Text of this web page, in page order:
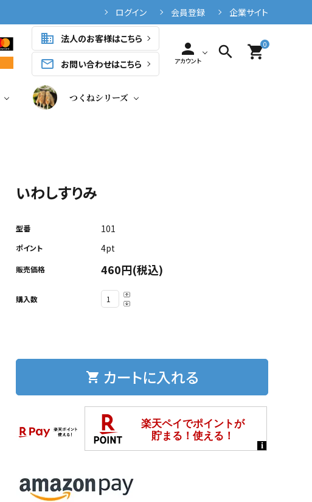
ログイン 会員登録 企業サイト
business 法人のお客様はこちら
mail_outline お問い合わせはこちら
person
アカウント search 0
shopping_cart
つくねシリーズ
いわしすりみ
型番 101
ポイント 4pt
販売価格 460円(税込)
購入数
shopping_cart カートに入れる